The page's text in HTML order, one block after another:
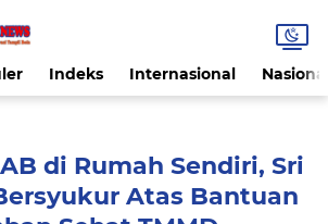
Indeks Internasional
di Rumah Sendiri, Sri
Atas Bantuan